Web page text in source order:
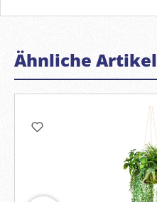
Ähnliche Artikel